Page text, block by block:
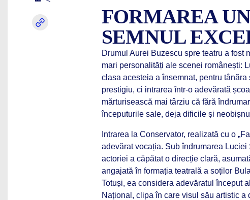
FORMAREA
SEMNUL
Drumul Aurei Buzescu spre teatru a fost
mari personalități ale scenei românești:
clasa acesteia a însemnat, pentru
prestigiu, ci intrarea într-o adevărată
mărturisească mai târziu că fără
începuturile sale, deja dificile și
Intrarea la Conservator, realizată cu o
adevărat vocația. Sub îndrumarea
actoriei a căpătat o direcție clară,
angajată în formația teatrală a soților
Totuși, ea considera adevăratul început
Național, clipa în care visul său artistic a